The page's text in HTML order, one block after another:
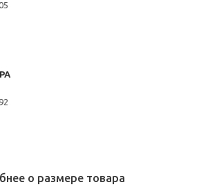
о размере товара